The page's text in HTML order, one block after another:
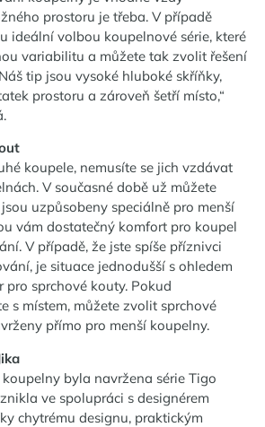
prostoru je třeba. V případě
ideální volbou koupelnové série, které
variabilitu a můžete tak zvolit řešení
tip jsou vysoké hluboké skříňky,
prostoru a zároveň šetří místo,“
koupele, nemusíte se jich vzdávat
V současné době už můžete
uzpůsobeny speciálně pro menší
vám dostatečný komfort pro koupel
V případě, že jste spíše příznivci
je situace jednodušší s ohledem
pro sprchové kouty. Pokud
s místem, můžete zvolit sprchové
přímo pro menší koupelny.
byla navržena série Tigo
ve spolupráci s designérem
chytrému designu, praktickým